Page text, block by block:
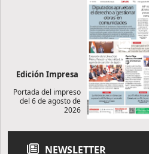
Edición Impresa
Portada del impreso
del 6 de agosto de
2026
NEWSLETTER